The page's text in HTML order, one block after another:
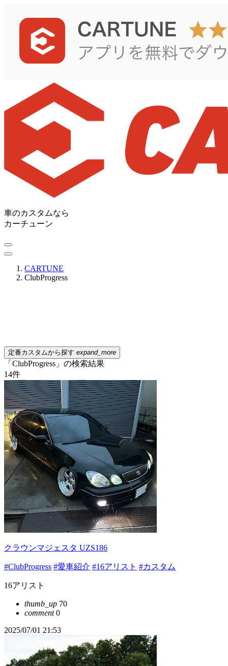
車のカスタムなら
カーチューン
CARTUNE
ClubProgress
定番カスタムから探す expand_more
「ClubProgress」の検索結果
14件
クラウンマジェスタ UZS186
#ClubProgress #愛車紹介 #16アリスト #カスタム
16アリスト
thumb_up 70
comment0
2025/07/01 21:53